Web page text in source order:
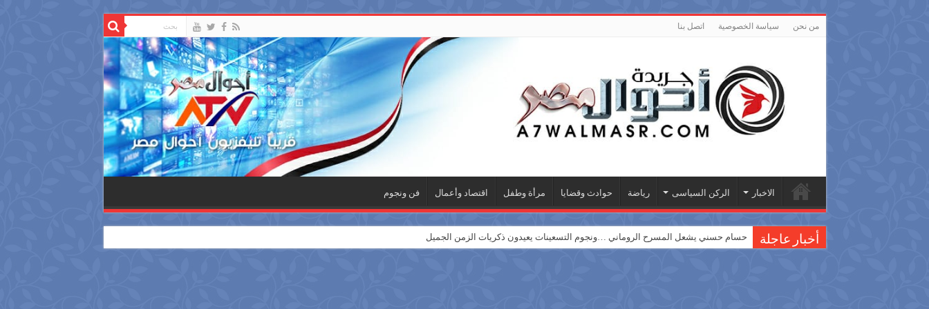
من نحن سياسة الخصوصية اتصل بنا
الاخبار الركن السياسى رياضة حوادث وقضايا مرأة وطفل اقتصاد وأعمال فن ونجوم
أخبار عاجلة حسام حسني يشعل المسرح الروماني …ونجوم التسعينات يعيدون ذكريات الزمن الجميل
بالصور| تحت شعار 92عامًا من العطاء… “خريجي الإعلام” و “إعلام القاهرة” يحتفلان بـ”عيد الإعلاميين”